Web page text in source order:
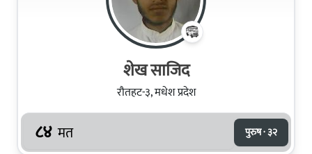
शेख साजिद
रौतहट-३, मधेश प्रदेश
८४ मत पुरुष · ३२